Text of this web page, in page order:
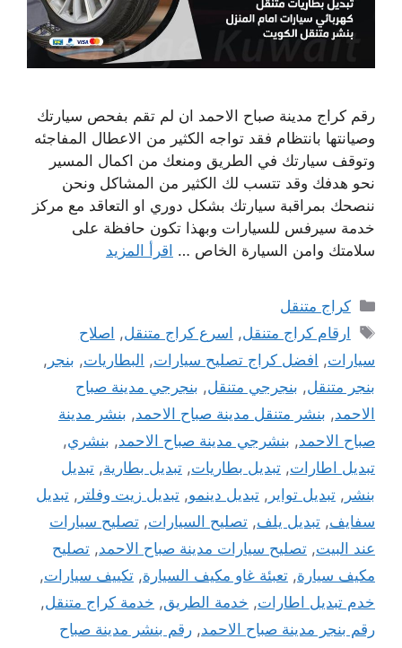
رقم كراج مدينة صباح الاحمد ان لم تقم بفحص سيارتك
وصيانتها بانتظام فقد تواجه الكثير من الاعطال المفاجئه
وتوقف سيارتك في الطريق ومنعك من اكمال المسير
نحو هدفك وقد تتسب لك الكثير من المشاكل ونحن
ننصحك بمراقبة سيارتك بشكل دوري او التعاقد مع مركز
خدمة سيرفس للسيارات وبهذا تكون حافظة على
سلامتك وامن السيارة الخاص … اقرأ المزيد
التصنيفات
كراج متنقل
الوسوم
ارقام كراج متنقل, اسرع كراج متنقل, اصلاح
سيارات, افضل كراج تصليح سيارات, البطاريات, بنجر ,
بنجر متنقل, بنجرجي متنقل, بنجرجي مدينة صباح
الاحمد, بنشر متنقل مدينة صباح الاحمد, بنشر مدينة
صباح الاحمد, بنشرجي مدينة صباح الاحمد, بنشري,
تبديل اطارات, تبديل بطاريات, تبديل بطارية, تبديل
بنشر , تبديل تواير , تبديل دينمو, تبديل زيت وفلتر , تبديل
سفايف, تبديل يلف, تصليح السيارات, تصليح سيارات
عند البيت, تصليح سيارات مدينة صباح الاحمد, تصليح
مكيف سيارة, تعبئة غاو مكيف السيارة, تكييف سيارات,
خدم تبديل اطارات, خدمة الطريق, خدمة كراج متنقل,
رقم بنجر مدينة صباح الاحمد, رقم بنشر مدينة صباح